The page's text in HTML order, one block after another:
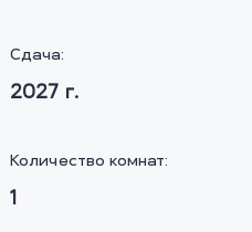
Сдача:
2027 г.
Количество комнат:
1